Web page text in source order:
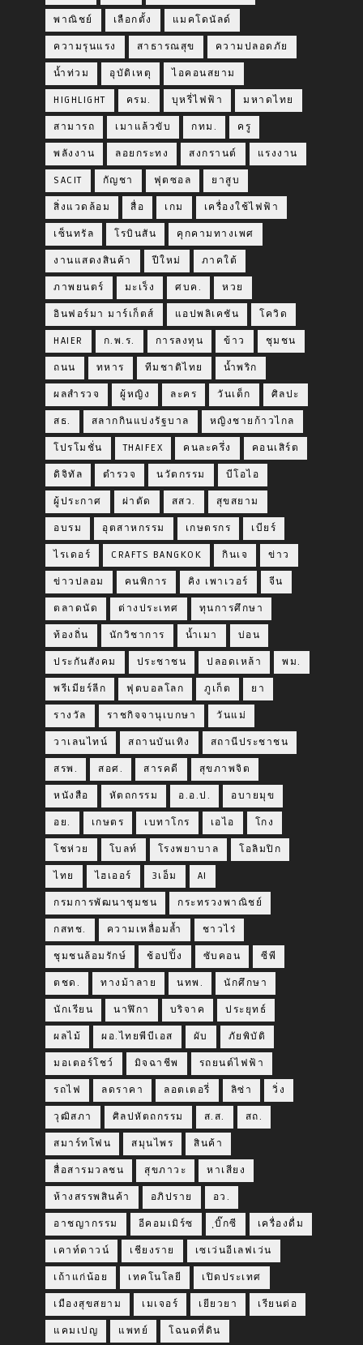
พาณิชย์ เลือกตั้ง แมคโดนัลด์
ความรุนแรง สาธารณสุข ความปลอดภัย
น้ำท่วม อุบัติเหตุ ไอคอนสยาม
HIGHLIGHT ครม. บุหรี่ไฟฟ้า มหาดไทย
สามารถ เมาแล้วขับ กทม. ครู
พลังงาน ลอยกระทง สงกรานต์ แรงงาน
SACIT กัญชา ฟุตซอล ยาสูบ
สิ่งแวดล้อม สื่อ เกม เครื่องใช้ไฟฟ้า
เซ็นทรัล โรบินสัน คุกคามทางเพศ
งานแสดงสินค้า ปีใหม่ ภาคใต้
ภาพยนตร์ มะเร็ง ศบค. หวย
อินฟอร์มา มาร์เก็ตส์ แอปพลิเคชัน โควิด
HAIER ก.พ.ร. การลงทุน ข้าว ชุมชน
ถนน ทหาร ทีมชาติไทย น้ำพริก
ผลสำรวจ ผู้หญิง ละคร วันเด็ก ศิลปะ
สธ. สลากกินแบ่งรัฐบาล หญิงชายก้าวไกล
โปรโมชั่น THAIFEX คนละครึ่ง คอนเสิร์ต
ดิจิทัล ตำรวจ นวัตกรรม บีโอไอ
ผู้ประกาศ ผ่าตัด สสว. สุขสยาม
อบรม อุตสาหกรรม เกษตรกร เบียร์
ไรเดอร์ CRAFTS BANGKOK กินเจ ข่าว
ข่าวปลอม คนพิการ คิง เพาเวอร์ จีน
ตลาดนัด ต่างประเทศ ทุนการศึกษา
ท้องถิ่น นักวิชาการ น้ำเมา บ่อน
ประกันสังคม ประชาชน ปลอดเหล้า พม.
พรีเมียร์ลีก ฟุตบอลโลก ภูเก็ต ยา
รางวัล ราชกิจจานุเบกษา วันแม่
วาเลนไทน์ สถานบันเทิง สถานีประชาชน
สรพ. สอศ. สารคดี สุขภาพจิต
หนังสือ หัตถกรรม อ.อ.ป. อบายมุข
อย. เกษตร เบทาโกร เอไอ โกง
โชห่วย โบลท์ โรงพยาบาล โอลิมปิก
ไทย ไฮเออร์ 3เอ็ม AI
กรมการพัฒนาชุมชน กระทรวงพาณิชย์
กสทช. ความเหลื่อมล้ำ ชาวไร่
ชุมชนล้อมรักษ์ ช้อปปิ้ง ซับคอน ซีพี
ตชด. ทางม้าลาย นทพ. นักศึกษา
นักเรียน นาฬิกา บริจาค ประยุทธ์
ผลไม้ ผอ.ไทยพีบีเอส ผับ ภัยพิบัติ
มอเตอร์โชว์ มิจฉาชีพ รถยนต์ไฟฟ้า
รถไฟ ลดราคา ลอตเตอรี่ ลิซ่า วิ่ง
วุฒิสภา ศิลปหัตถกรรม ส.ส. สถ.
สมาร์ทโฟน สมุนไพร สินค้า
สื่อสารมวลชน สุขภาวะ หาเสียง
ห้างสรรพสินค้า อภิปราย อว.
อาชญากรรม อีคอมเมิร์ซ ฺบิ๊กซี เครื่องดื่ม
เคาท์ดาวน์ เชียงราย เซเว่นอีเลฟเว่น
เถ้าแก่น้อย เทคโนโลยี เปิดประเทศ
เมืองสุขสยาม เมเจอร์ เยียวยา เรียนต่อ
แคมเปญ แพทย์ โฉนดที่ดิน